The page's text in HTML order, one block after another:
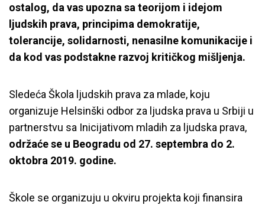
ostalog, da vas upozna sa teorijom i idejom
ljudskih prava, principima demokratije,
tolerancije, solidarnosti, nenasilne komunikacije i
da kod vas podstakne razvoj kritičkog mišljenja.
Sledeća Škola ljudskih prava za mlade, koju
organizuje Helsinški odbor za ljudska prava u Srbiji u
partnerstvu sa Inicijativom mladih za ljudska prava,
održaće se u Beogradu od 27. septembra do 2.
oktobra 2019. godine.
Škole se organizuju u okviru projekta koji finansira